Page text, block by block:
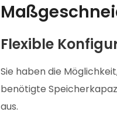
Flexible
Sie haben die
benötigte
aus.